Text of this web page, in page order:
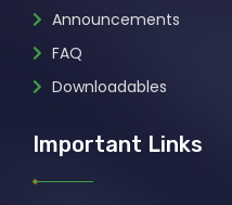
Announcements
FAQ
Downloadables
Important Links